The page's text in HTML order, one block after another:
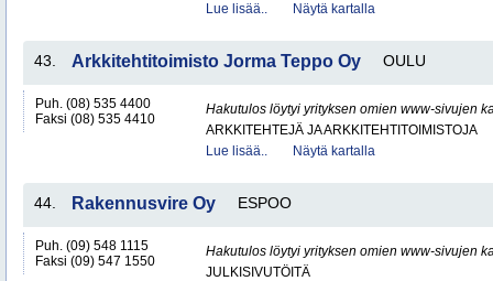
Lue lisää..
Näytä kartalla
43. Arkkitehtitoimisto Jorma Teppo Oy OULU
Puh. (08) 535 4400
Faksi (08) 535 4410
Hakutulos löytyi yrityksen omien www-sivujen
ARKKITEHTEJÄ JA ARKKITEHTITOIMISTOJA
Lue lisää..
Näytä kartalla
44. Rakennusvire Oy ESPOO
Puh. (09) 548 1115
Faksi (09) 547 1550
Hakutulos löytyi yrityksen omien www-sivujen
JULKISIVUTÖITÄ